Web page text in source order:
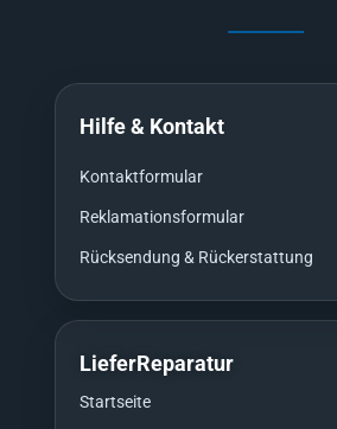
Hilfe & Kontakt
Kontaktformular
Reklamationsformular
Rücksendung & Rückerstattung
LieferReparatur
Startseite